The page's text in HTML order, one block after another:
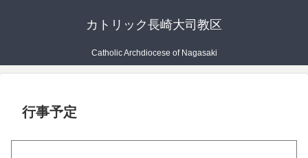
カトリック長崎大司教区
Catholic Archdiocese of Nagasaki
行事予定